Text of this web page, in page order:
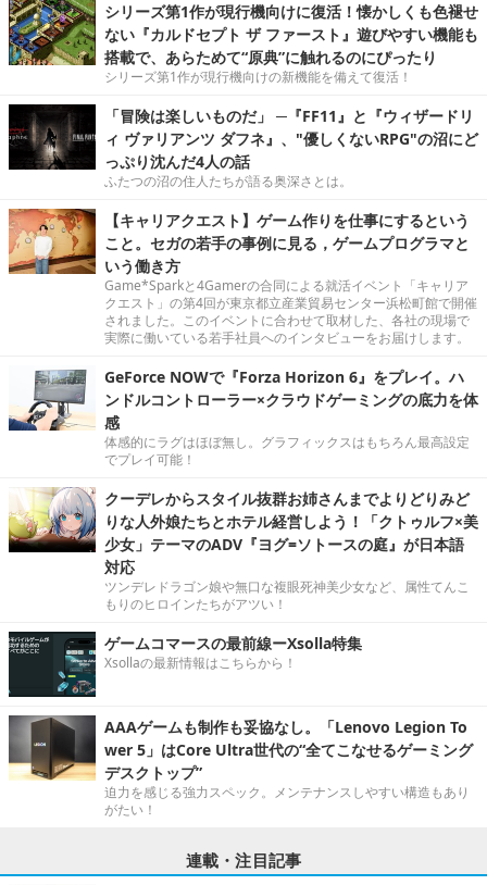
シリーズ第1作が現行機向けに復活！懐かしくも色褪せ
ない『カルドセプト ザ ファースト』遊びやすい機能も
搭載で、あらためて“原典”に触れるのにぴったり
シリーズ第1作が現行機向けの新機能を備えて復活！
「冒険は楽しいものだ」 ─『FF11』と『ウィザードリ
ィ ヴァリアンツ ダフネ』、"優しくないRPG"の沼にど
っぷり沈んだ4人の話
ふたつの沼の住人たちが語る奥深さとは。
【キャリアクエスト】ゲーム作りを仕事にするという
こと。セガの若手の事例に見る，ゲームプログラマと
いう働き方
Game*Sparkと4Gamerの合同による就活イベント「キャリア
クエスト」の第4回が東京都立産業貿易センター浜松町館で開催
されました。このイベントに合わせて取材した、各社の現場で
実際に働いている若手社員へのインタビューをお届けします。
GeForce NOWで『Forza Horizon 6』をプレイ。ハ
ンドルコントローラー×クラウドゲーミングの底力を体
感
体感的にラグはほぼ無し。グラフィックスはもちろん最高設定
でプレイ可能！
クーデレからスタイル抜群お姉さんまでよりどりみど
りな人外娘たちとホテル経営しよう！「クトゥルフ×美
少女」テーマのADV『ヨグ=ソトースの庭』が日本語
対応
ツンデレドラゴン娘や無口な複眼死神美少女など、属性てんこ
もりのヒロインたちがアツい！
ゲームコマースの最前線ーXsolla特集
Xsollaの最新情報はこちらから！
AAAゲームも制作も妥協なし。「Lenovo Legion To
wer 5」はCore Ultra世代の“全てこなせるゲーミング
デスクトップ”
迫力を感じる強力スペック。メンテナンスしやすい構造もあり
がたい！
連載・注目記事